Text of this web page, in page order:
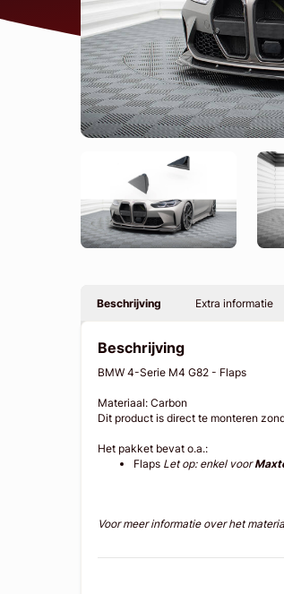
Beschrijving Extra informatie
Beschrijving
BMW 4-Serie M4 G82 - Flaps
Materiaal: Carbon
Dit product is direct te monteren
Het pakket bevat o.a.:
Flaps Let op: enkel voor
Voor meer informatie over het